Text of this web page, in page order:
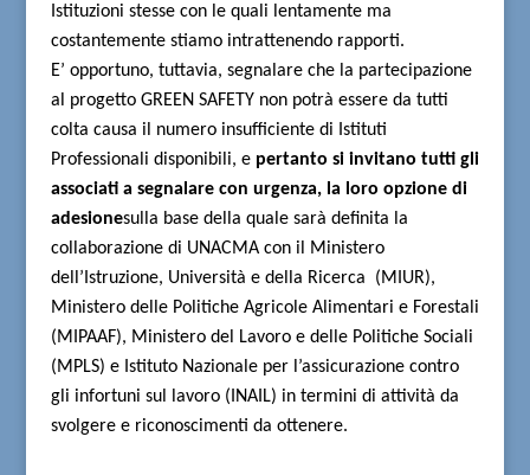
Istituzioni stesse con le quali lentamente ma
costantemente stiamo intrattenendo rapporti.
E’ opportuno, tuttavia, segnalare che la partecipazione
al progetto GREEN SAFETY non potrà essere da tutti
colta causa il numero insufficiente di Istituti
Professionali disponibili, e pertanto si invitano tutti gli
associati a segnalare con urgenza, la loro opzione di
adesionesulla base della quale sarà definita la
collaborazione di UNACMA con il Ministero
dell’Istruzione, Università e della Ricerca
(MIUR),
Ministero delle Politiche Agricole Alimentari e Forestali
(MIPAAF), Ministero del Lavoro e delle Politiche Sociali
(MPLS) e Istituto Nazionale per l’assicurazione contro
gli infortuni sul lavoro (INAIL) in termini di attività da
svolgere e riconoscimenti da ottenere.